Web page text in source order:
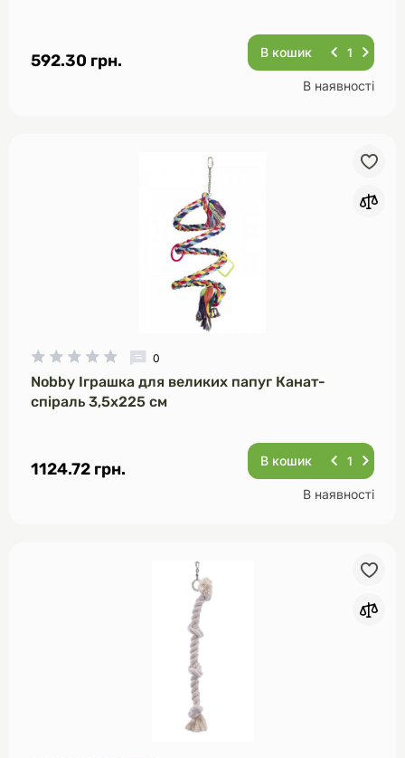
592.30 грн. В кошик
В наявності
0
Nobby Іграшка для великих папуг Канат-
спіраль 3,5х225 см
1124.72 грн. В кошик
В наявності